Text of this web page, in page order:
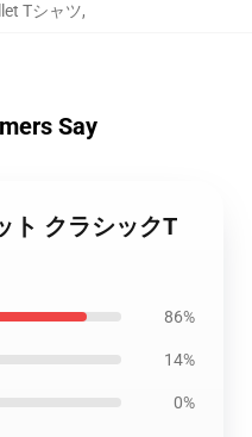
Tシャツ,
Say
ト クラシックT
86%
14%
0%